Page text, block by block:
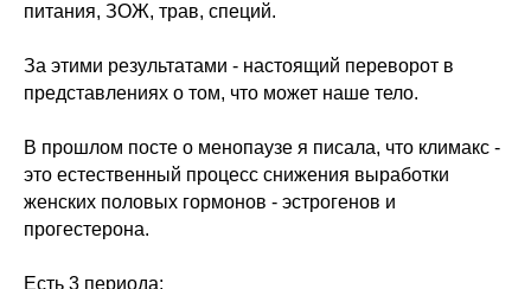
питания, ЗОЖ, трав, специй.
За этими результатами - настоящий переворот в
представлениях о том, что может наше тело.
В прошлом посте о менопаузе я писала, что климакс -
это естественный процесс снижения выработки
женских половых гормонов - эстрогенов и
прогестерона.
Есть 3 периода: